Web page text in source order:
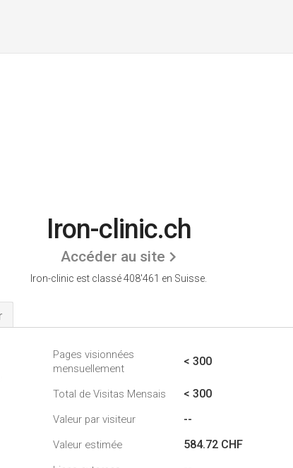
Iron-clinic.ch
Accéder au site
Iron-clinic est classé 408'461 en Suisse.
Pages visionnées
mensuellement
< 300
Total de Visitas Mensais < 300
Valeur par visiteur --
Valeur estimée 584.72 CHF